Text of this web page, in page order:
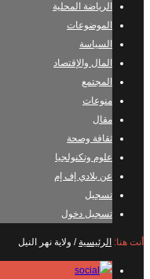
الرياضة المحلية
الموضوعات
السياسة
المال والإقتصاد
المجتمع
منوعات
مقال
ثقافة وصحة
علوم وتكنولجيا
عن بلادي إف إم
تسجيل
تسجيل دخول
أنت هنا: الرئيسية / ولاية نهر النيل